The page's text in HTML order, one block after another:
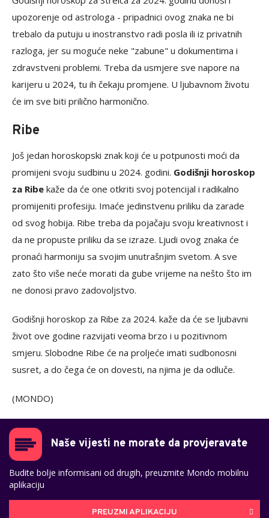
upozorenje od astrologa - pripadnici ovog znaka ne bi
trebalo da putuju u inostranstvo radi posla ili iz privatnih
razloga, jer su moguće neke "zabune" u dokumentima i
zdravstveni problemi. Treba da usmjere sve napore na
karijeru u 2024, tu ih čekaju promjene. U ljubavnom životu
će im sve biti prilično harmonično.
Ribe
Još jedan horoskopski znak koji će u potpunosti moći da
promijeni svoju sudbinu u 2024. godini. Godišnji horoskop
za Ribe kaže da će one otkriti svoj potencijal i radikalno
promijeniti profesiju. Imaće jedinstvenu priliku da zarade
od svog hobija. Ribe treba da pojačaju svoju kreativnost i
da ne propuste priliku da se izraze. Ljudi ovog znaka će
pronaći harmoniju sa svojim unutrašnjim svetom. A sve
zato što više neće morati da gube vrijeme na nešto što im
ne donosi pravo zadovoljstvo.
Godišnji horoskop za Ribe za 2024. kaže da će se ljubavni
život ove godine razvijati veoma brzo i u pozitivnom
smjeru. Slobodne Ribe će na proljeće imati sudbonosni
susret, a do čega će on dovesti, na njima je da odluče.
(MONDO)
Naše vijesti ne morate da provjeravate
Budite bolje informisani od drugih, preuzmite Mondo mobilnu
aplikaciju
PREUZMI APLIKACIJU